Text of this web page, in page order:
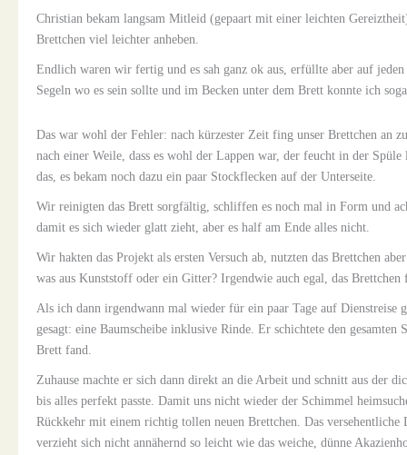
Christian bekam langsam Mitleid (gepaart mit einer leichten
Brettchen viel leichter anheben.
Endlich waren wir fertig und es sah ganz ok aus, erfüllte aber auf
Segeln wo es sein sollte und im Becken unter dem Brett konnte ich
Das war wohl der Fehler: nach kürzester Zeit fing unser Brettchen an
nach einer Weile, dass es wohl der Lappen war, der feucht in der
das, es bekam noch dazu ein paar Stockflecken auf der Unterseite.
Wir reinigten das Brett sorgfältig, schliffen es noch mal in Form und
damit es sich wieder glatt zieht, aber es half am Ende alles nicht.
Wir hakten das Projekt als ersten Versuch ab, nutzten das Brettchen
was aus Kunststoff oder ein Gitter? Irgendwie auch egal, das
Als ich dann irgendwann mal wieder für ein paar Tage auf
gesagt: eine Baumscheibe inklusive Rinde. Er schichtete den
Brett fand.
Zuhause machte er sich dann direkt an die Arbeit und schnitt aus der
bis alles perfekt passte. Damit uns nicht wieder der Schimmel
Rückkehr mit einem richtig tollen neuen Brettchen. Das
verzieht sich nicht annähernd so leicht wie das weiche, dünne